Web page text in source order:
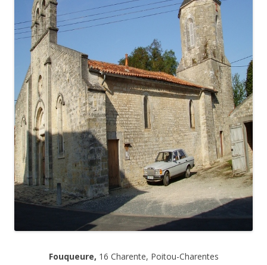
Fouqueure, 16 Charente, Poitou-Charentes